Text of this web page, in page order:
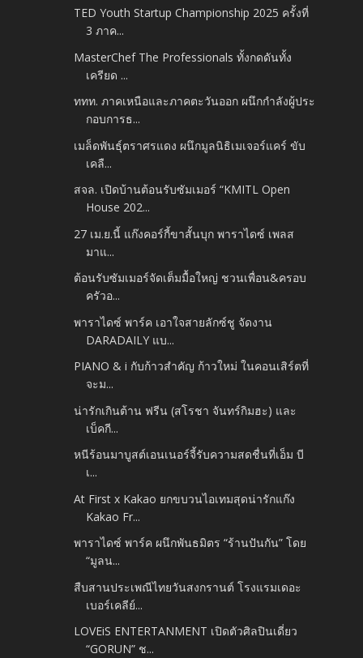
TED Youth Startup Championship 2025 ครั้งที่
3 ภาค...
MasterChef The Professionals ทั้งกดดันทั้ง
เครียด ...
ททท. ภาคเหนือและภาคตะวันออก ผนึกกำลังผู้ประ
กอบการธ...
เมล็ดพันธุ์ตราศรแดง ผนึกมูลนิธิเมเจอร์แคร์ ขับ
เคลื...
สจล. เปิดบ้านต้อนรับซัมเมอร์ “KMITL Open
House 202...
27 เม.ย.นี้ แก๊งคอร์กี้ขาสั้นบุก พาราไดซ์ เพลส
มาแ...
ต้อนรับซัมเมอร์จัดเต็มมื้อใหญ่ ชวนเพื่อน&ครอบ
ครัวอ...
พาราไดซ์ พาร์ค เอาใจสายลักซ์ชู จัดงาน
DARADAILY แบ...
PIANO & i กับก้าวสำคัญ ก้าวใหม่ ในคอนเสิร์ตที่
จะม...
น่ารักเกินต้าน ฟรีน (สโรชา จันทร์กิมฮะ) และ
เบ็คกี...
หนีร้อนมาบูสต์เอนเนอร์จี้รับความสดชื่นที่เอ็ม บี
เ...
At First x Kakao ยกขบวนไอเทมสุดน่ารักแก๊ง
Kakao Fr...
พาราไดซ์ พาร์ค ผนึกพันธมิตร “ร้านปันกัน” โดย
“มูลน...
สืบสานประเพณีไทยวันสงกรานต์ โรงแรมเดอะ
เบอร์เคลีย์...
LOVEiS ENTERTANMENT เปิดตัวศิลปินเดี่ยว
“GORUN” ช...